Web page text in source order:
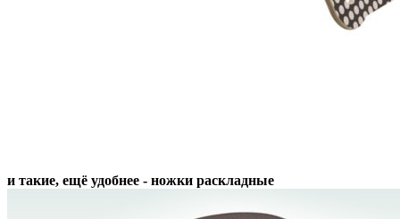
и такие, ещё удобнее - ножки раскладные